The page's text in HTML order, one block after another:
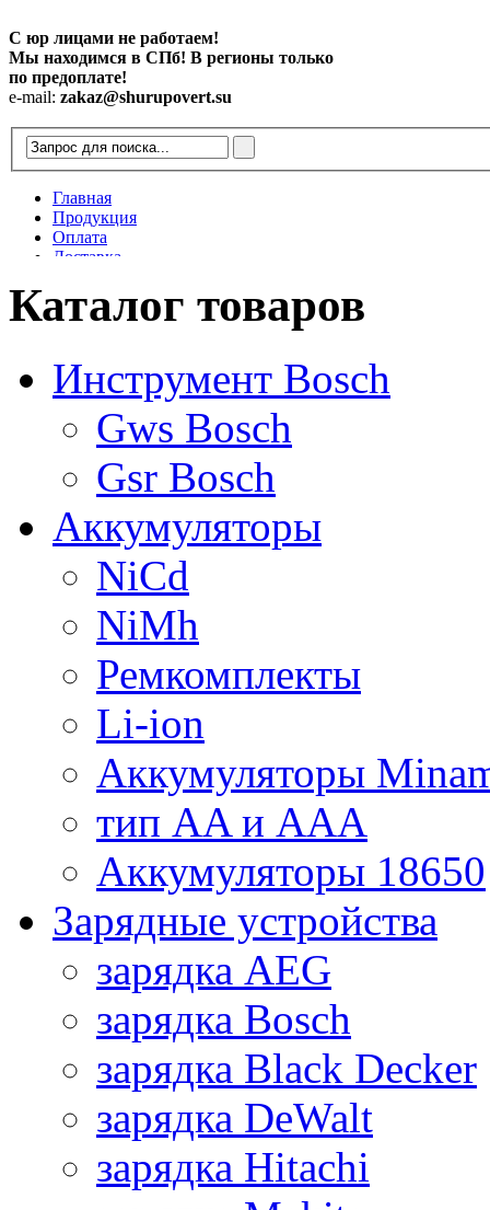
С юр лицами не работаем!
Мы находимся в СПб! В регионы только
по предоплате!
e-mail: zakaz@shurupovert.su
Главная
Продукция
Оплата
Доставка
Статьи
Каталог товаров
Инструмент Bosch
Gws Bosch
Gsr Bosch
Аккумуляторы
NiCd
NiMh
Ремкомплекты
Li-ion
Аккумуляторы
тип AA и AAA
Аккумуляторы 18650
Зарядные устройства
зарядка AEG
зарядка Bosch
зарядка Black Decker
зарядка DeWalt
зарядка Hitachi